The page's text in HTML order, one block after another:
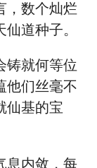
，数个灿烂
道种子。
铸就何等位
他们丝毫不
仙基的宝
息内敛，每